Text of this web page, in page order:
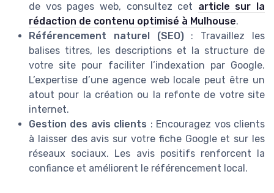
de vos pages web, consultez cet article sur la
rédaction de contenu optimisé à Mulhouse.
Référencement naturel (SEO): Travaillez les
balises titres, les descriptions et la structure de
votre site pour faciliter l’indexation par Google.
L’expertise d’une agence web locale peut être un
atout pour la création ou la refonte de votre site
internet.
Gestion des avis clients : Encouragez vos clients
à laisser des avis sur votre fiche Google et sur les
réseaux sociaux. Les avis positifs renforcent la
confiance et améliorent le référencement local.